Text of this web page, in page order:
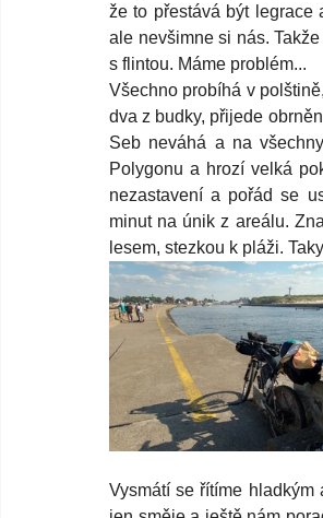
že to přestává být legrace
ale nevšimne si nás.
s flintou. Máme problém...
Všechno probíhá v
dva z budky, přijede
Seb neváhá a na
Polygonu a hrozí velká
nezastavení a pořád se
minut na únik z areálu.
lesem, stezkou k pláži.
Vysmátí se řítíme